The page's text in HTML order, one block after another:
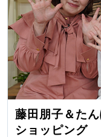
藤田朋子＆た
ショッピング